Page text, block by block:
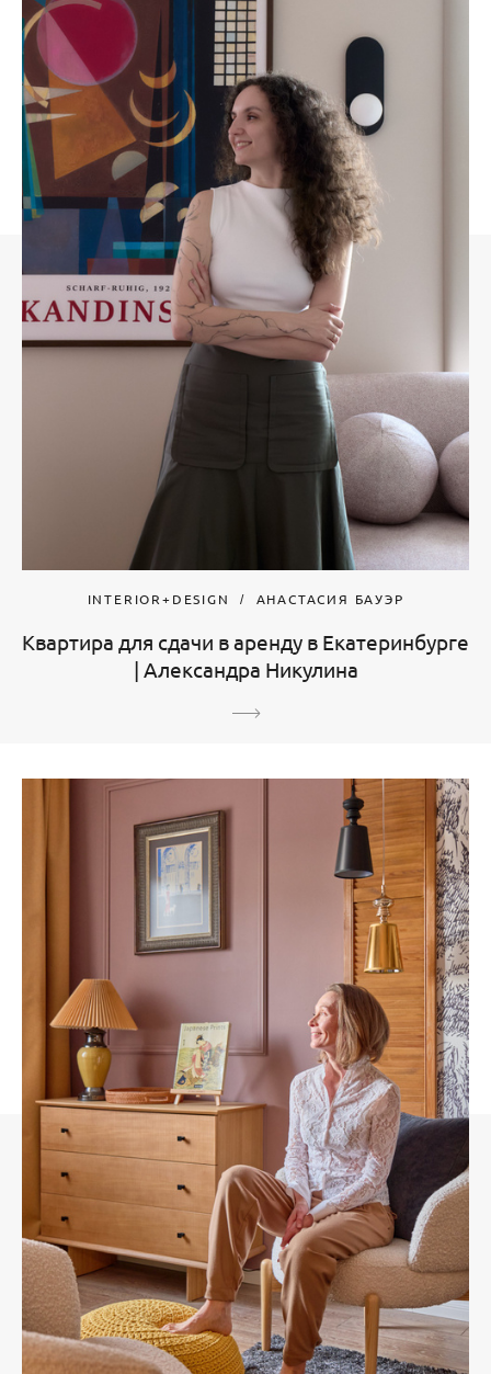
INTERIOR+DESIGN АНАСТАСИЯ БАУЭР
Квартира для сдачи в аренду в Екатеринбурге
| Александра Никулина